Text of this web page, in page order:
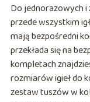
Do jednorazowych
przede wszystkim
mają bezpośredni
przekłada się na
kompletach
rozmiarów igieł do
zestaw tuszów w